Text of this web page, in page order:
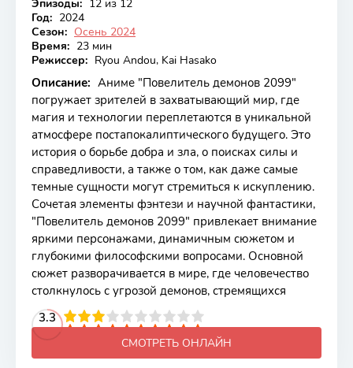
Эпизоды: 12 из 12
Год: 2024
Сезон: Осень 2024
Время: 23 мин
Режиссер: Ryou Andou, Kai Hasako
Описание: Аниме "Повелитель демонов 2099"
погружает зрителей в захватывающий мир, где
магия и технологии переплетаются в уникальной
атмосфере постапокалиптического будущего. Это
история о борьбе добра и зла, о поисках силы и
справедливости, а также о том, как даже самые
темные сущности могут стремиться к искуплению.
Сочетая элементы фэнтези и научной фантастики,
"Повелитель демонов 2099" привлекает внимание
яркими персонажами, динамичным сюжетом и
глубокими философскими вопросами. Основной
сюжет разворачивается в мире, где человечество
столкнулось с угрозой демонов, стремящихся
3.3
4 5 6 7 8 9 10
СМОТРЕТЬ ОНЛАЙН